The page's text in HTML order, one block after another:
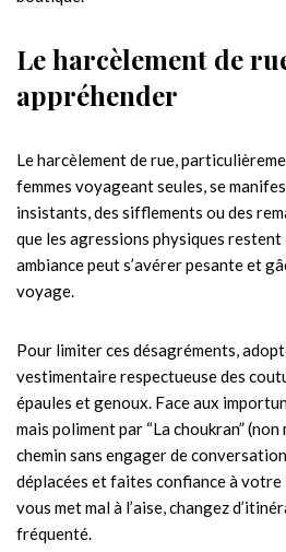
Le harcèlement de
appréhender
Le harcèlement de rue,
femmes voyageant seules, se
insistants, des sifflements ou des
que les agressions physiques
ambiance peut s’avérer pesante et
voyage.
Pour limiter ces désagréments,
vestimentaire respectueuse des
épaules et genoux. Face aux
mais poliment par “La choukran”
chemin sans engager de
déplacées et faites confiance à
vous met mal à l’aise, changez
fréquenté.